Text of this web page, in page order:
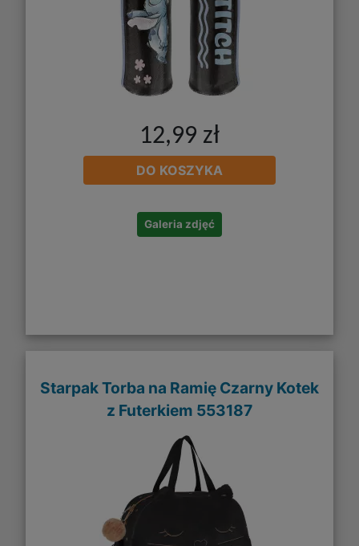
12,99 zł
DO KOSZYKA
Galeria zdjęć
Starpak Torba na Ramię Czarny Kotek
z Futerkiem 553187